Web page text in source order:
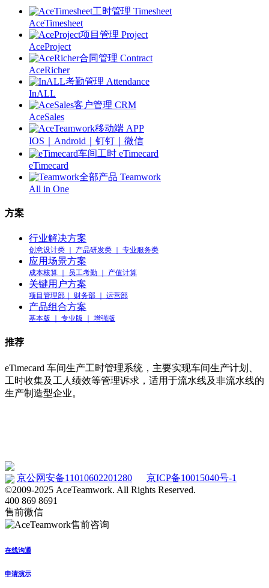
工时管理 Timesheet
AceTimesheet
项目管理 Project
AceProject
合同管理 Contract
AceRicher
考勤管理 Attendance
InALL
客户管理 CRM
AceSales
移动端 APP
IOS｜Android｜钉钉｜微信
车间工时 eTimecard
eTimecard
全部产品 Teamwork
All in One
方案
行业解决方案
创意设计类 ｜ 产品研发类 ｜ 专业服务类
应用场景方案
成本核算 ｜ 员工考勤 ｜ 产值计算
关键用户方案
项目管理部｜ 财务部 ｜ 运营部
产品组合方案
基本版 ｜ 专业版 ｜ 增强版
推荐
eTimecard 车间生产工时管理系统，主要实现车间生产计划、
工时收集及工人绩效等管理诉求，适用于流水线及非流水线的
生产制造型企业。
京公网安备11010602201280
京ICP备10015040号-1
©2009-2025 AceTeamwork. All Rights Reserved.
400 869 8691
售前微信
在线沟通
申请演示